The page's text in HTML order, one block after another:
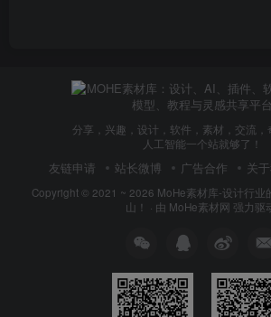
分享，兴趣，设计，软件，素材，交流，
人工智能一个站就够了！
友链申请 站长微博 广告合作 关
Copyright © 2021 ~ 2026 MoHe素材库-设计行业
山！ · 由 MoHe素材网 强力驱